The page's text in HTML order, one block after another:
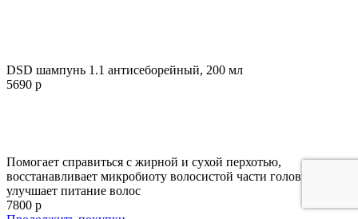
DSD шампунь 1.1 антисеборейный, 200 мл
5690 р
Помогает справиться с жирной и сухой перхотью,
восстанавливает микробиоту волосистой части головы,
улучшает питание волос
7800 р